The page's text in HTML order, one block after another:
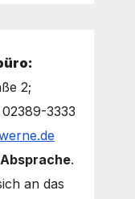
2;
3333
.
an das